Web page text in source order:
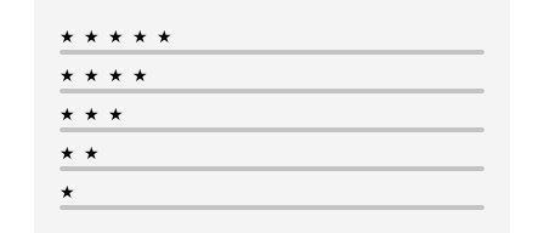
★★★★★
★★★★
★★★
★★
★